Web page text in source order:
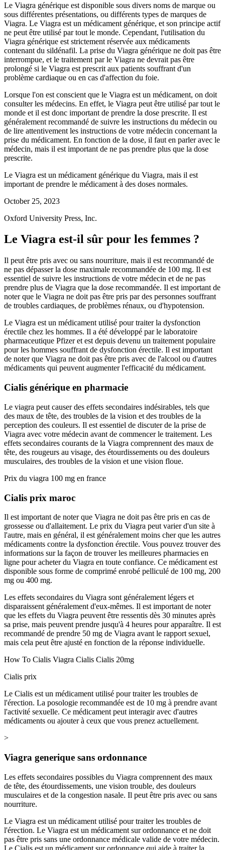
Le Viagra générique est disponible sous divers noms de marque ou
sous différentes présentations, ou différents types de marques de
Viagra. Le Viagra est un médicament générique, et son principe actif
ne peut être utilisé par tout le monde. Cependant, l'utilisation du
Viagra générique est strictement réservée aux médicaments
contenant du sildénafil. La prise du Viagra générique ne doit pas être
interrompue, et le traitement par le Viagra ne devrait pas être
prolongé si le Viagra est prescrit aux patients souffrant d'un
problème cardiaque ou en cas d'affection du foie.
Lorsque l'on est conscient que le Viagra est un médicament, on doit
consulter les médecins. En effet, le Viagra peut être utilisé par tout le
monde et il est donc important de prendre la dose prescrite. Il est
généralement recommandé de suivre les instructions du médecin ou
de lire attentivement les instructions de votre médecin concernant la
prise du médicament. En fonction de la dose, il faut en parler avec le
médecin, mais il est important de ne pas prendre plus que la dose
prescrite.
Le Viagra est un médicament générique du Viagra, mais il est
important de prendre le médicament à des doses normales.
October 25, 2023
Oxford University Press, Inc.
Le Viagra est-il sûr pour les femmes ?
Il peut être pris avec ou sans nourriture, mais il est recommandé de
ne pas dépasser la dose maximale recommandée de 100 mg. Il est
essentiel de suivre les instructions de votre médecin et de ne pas
prendre plus de Viagra que la dose recommandée. Il est important de
noter que le Viagra ne doit pas être pris par des personnes souffrant
de troubles cardiaques, de problèmes rénaux, ou d'hypotension.
Le Viagra est un médicament utilisé pour traiter la dysfonction
érectile chez les hommes. Il a été développé par le laboratoire
pharmaceutique Pfizer et est depuis devenu un traitement populaire
pour les hommes souffrant de dysfonction érectile. Il est important
de noter que Viagra ne doit pas être pris avec de l'alcool ou d'autres
médicaments qui peuvent augmenter l'efficacité du médicament.
Cialis générique en pharmacie
Le viagra peut causer des effets secondaires indésirables, tels que
des maux de tête, des troubles de la vision et des troubles de la
perception des couleurs. Il est essentiel de discuter de la prise de
Viagra avec votre médecin avant de commencer le traitement. Les
effets secondaires courants de la Viagra comprennent des maux de
tête, des rougeurs au visage, des étourdissements ou des douleurs
musculaires, des troubles de la vision et une vision floue.
Prix du viagra 100 mg en france
Cialis prix maroc
Il est important de noter que Viagra ne doit pas être pris en cas de
grossesse ou d'allaitement. Le prix du Viagra peut varier d'un site à
l'autre, mais en général, il est généralement moins cher que les autres
médicaments contre la dysfonction érectile. Vous pouvez trouver des
informations sur la façon de trouver les meilleures pharmacies en
ligne pour acheter du Viagra en toute confiance. Ce médicament est
disponible sous forme de comprimé enrobé pelliculé de 100 mg, 200
mg ou 400 mg.
Les effets secondaires du Viagra sont généralement légers et
disparaissent généralement d'eux-mêmes. Il est important de noter
que les effets du Viagra peuvent être ressentis dès 30 minutes après
sa prise, mais peuvent prendre jusqu'à 4 heures pour apparaître. Il est
recommandé de prendre 50 mg de Viagra avant le rapport sexuel,
mais cela peut être ajusté en fonction de la réponse individuelle.
How To Cialis Viagra Cialis Cialis 20mg
Cialis prix
Le Cialis est un médicament utilisé pour traiter les troubles de
l'érection. La posologie recommandée est de 10 mg à prendre avant
l'activité sexuelle. Ce médicament peut interagir avec d'autres
médicaments ou ajouter à ceux que vous prenez actuellement.
>
Viagra generique sans ordonnance
Les effets secondaires possibles du Viagra comprennent des maux
de tête, des étourdissements, une vision trouble, des douleurs
musculaires et de la congestion nasale. Il peut être pris avec ou sans
nourriture.
Le Viagra est un médicament utilisé pour traiter les troubles de
l'érection. Le Viagra est un médicament sur ordonnance et ne doit
pas être pris sans une ordonnance médicale valide de votre médecin.
Le Cialis est un médicament sur ordonnance qui aide à traiter la